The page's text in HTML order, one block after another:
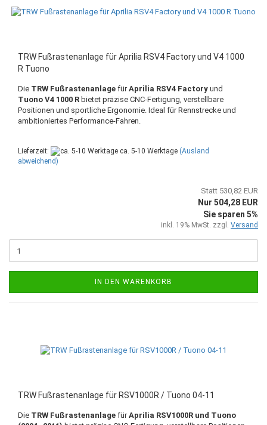
TRW Fußrastenanlage für Aprilia RSV4 Factory und V4 1000
R Tuono
Die TRW Fußrastenanlage fürAprilia RSV4 Factory und
Tuono V4 1000 R bietet präzise CNC-Fertigung, verstellbare
Positionen und sportliche Ergonomie. Ideal für Rennstrecke und
ambitioniertes Performance-Fahren.
Lieferzeit: ca. 5-10 Werktage (Ausland
abweichend)
Statt 530,82 EUR
Nur 504,28 EUR
Sie sparen 5%
inkl. 19% MwSt. zzgl. Versand
IN DEN WARENKORB
TRW Fußrastenanlage für RSV1000R / Tuono 04-11
Die TRW Fußrastenanlage fürAprilia RSV1000R und Tuono